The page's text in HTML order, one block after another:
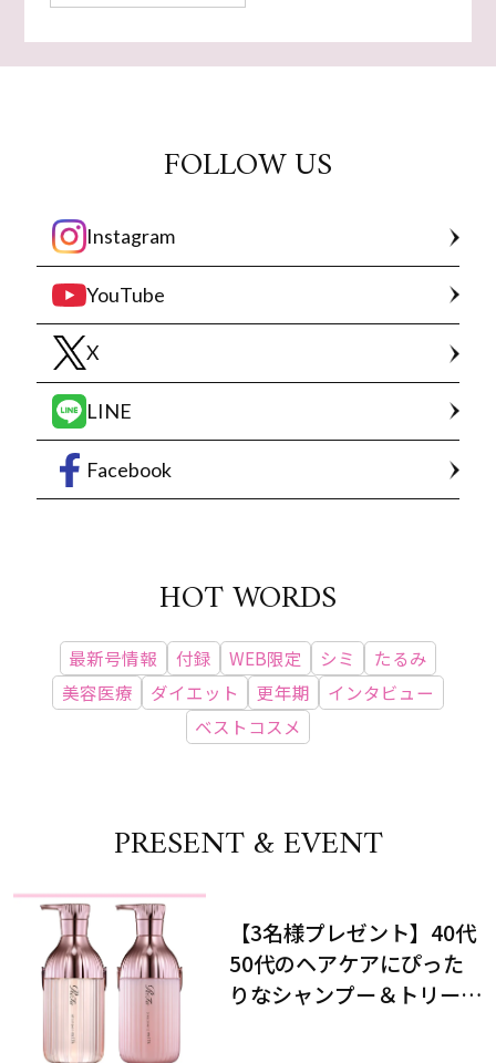
FOLLOW US
Instagram
YouTube
X
LINE
Facebook
HOT WORDS
最新号情報 付録 WEB限定 シミ
たるみ
美容医療
ダイエット 更年期
インタビュー
ベストコスメ
PRESENT & EVENT
【3名様プレゼント】40代
50代のヘアケアにぴった
りなシャンプー＆トリート